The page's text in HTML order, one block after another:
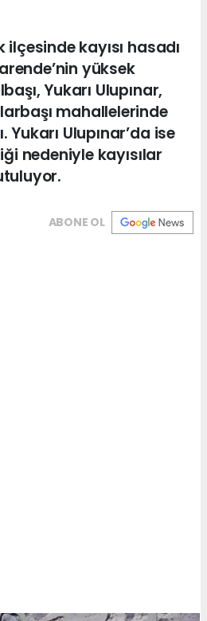
kayısı hasadı
yüksek
Yukarı Ulupınar,
mahallelerinde
Ulupınar’da ise
nedeniyle kayısılar
ABONE OL